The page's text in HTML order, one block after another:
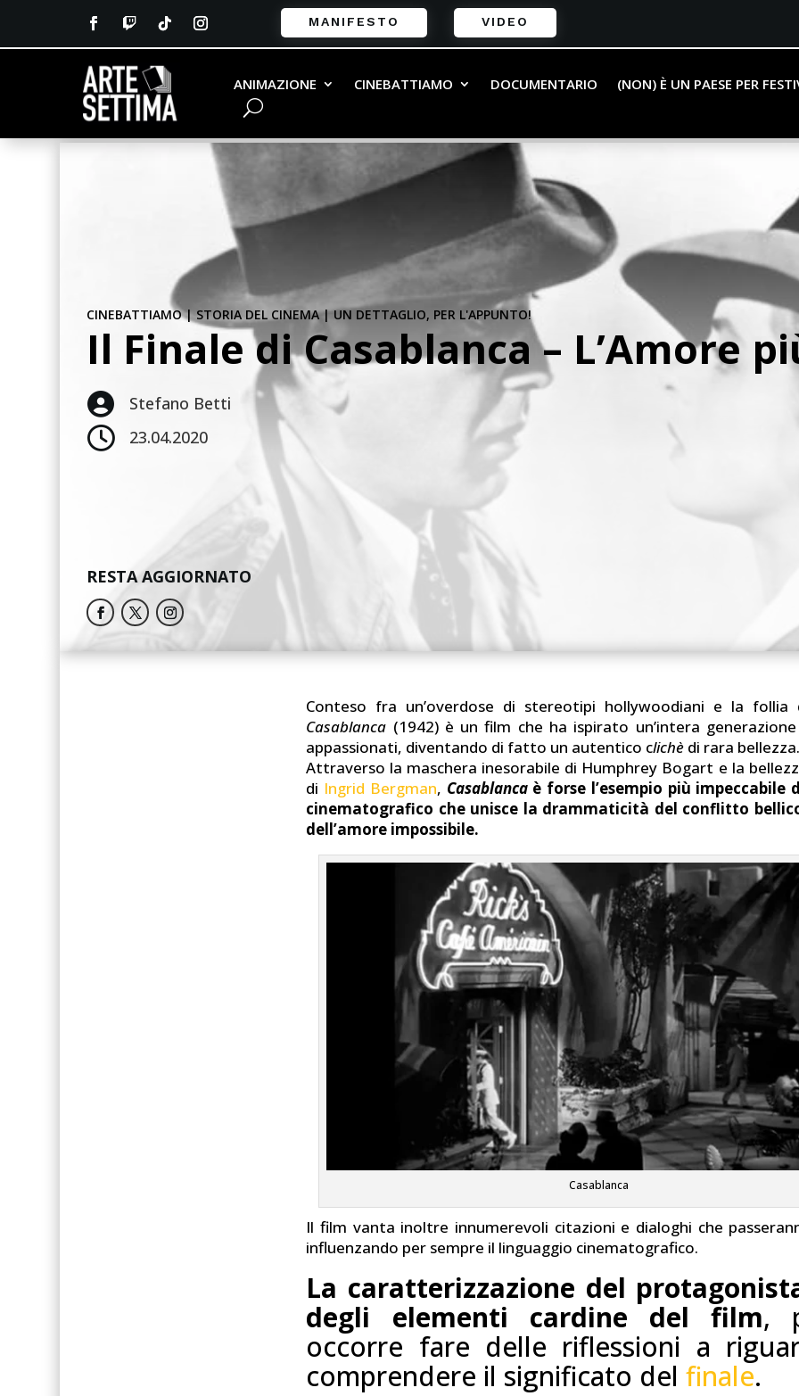
MANIFESTO VIDEO
ANIMAZIONE CINEBATTIAMO DOCUMENTARIO (NON) È UN PAESE PER
CINEBATTIAMO|STORIA DEL CINEMA|UN DETTAGLIO, PER L'APPUNTO!
Il Finale di Casablanca – L’Amore
 Stefano Betti
 23.04.2020
RESTA AGGIORNATO
Conteso fra un’overdose di stereotipi hollywoodiani e la follia
Casablanca (1942) è un film che ha ispirato un’intera
appassionati, diventando di fatto un autentico clichè di rara
Attraverso la maschera inesorabile di Humphrey Bogart e la
di Ingrid Bergman, Casablancaè forse l’esempio più impeccabile
cinematografico che unisce la drammaticità del conflitto
dell’amore impossibile.
Casablanca
Il film vanta inoltre innumerevoli citazioni e dialoghi che
influenzando per sempre il linguaggio cinematografico.
La caratterizzazione del
degli elementi cardine del film,
occorre fare delle riflessioni a
comprendere il significato delfinale.